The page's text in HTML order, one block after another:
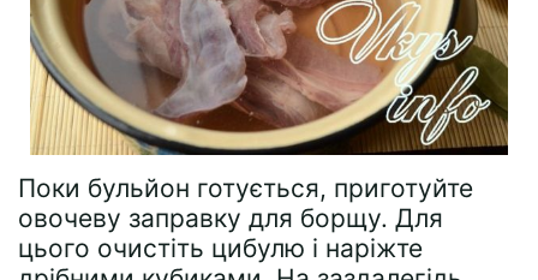
Поки бульйон готується, приготуйте
овочеву заправку для борщу. Для
цього очистіть цибулю і наріжте